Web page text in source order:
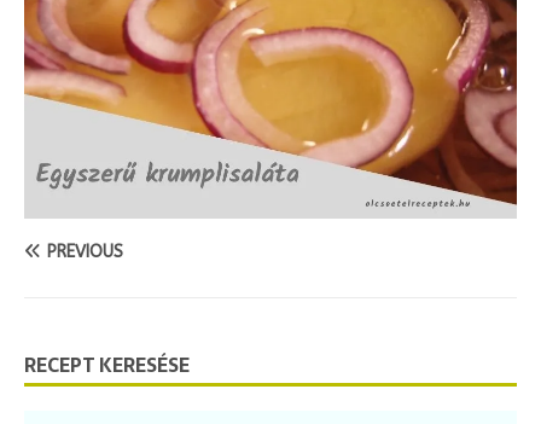
PREVIOUS
RECEPT KERESÉSE